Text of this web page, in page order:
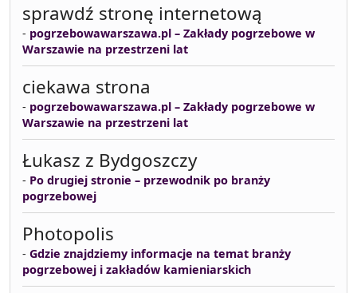
sprawdź stronę internetową
- pogrzebowawarszawa.pl – Zakłady pogrzebowe w
Warszawie na przestrzeni lat
ciekawa strona
- pogrzebowawarszawa.pl – Zakłady pogrzebowe w
Warszawie na przestrzeni lat
Łukasz z Bydgoszczy
- Po drugiej stronie – przewodnik po branży
pogrzebowej
Photopolis
- Gdzie znajdziemy informacje na temat branży
pogrzebowej i zakładów kamieniarskich